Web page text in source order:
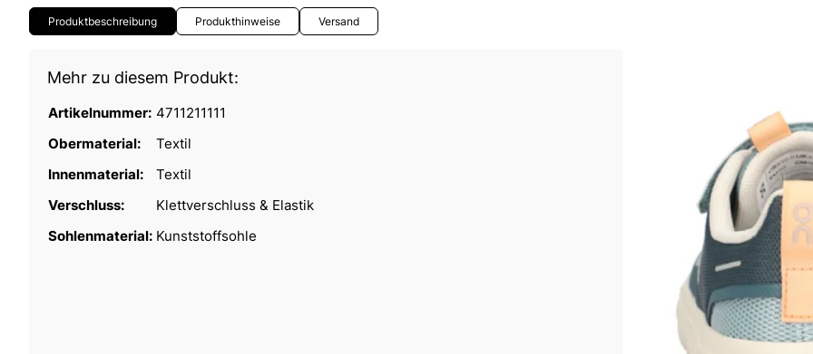
Produktbeschreibung Produkthinweise Versand
Mehr zu diesem Produkt:
Artikelnummer: 4711211111
Obermaterial:
Textil
Innenmaterial:
Textil
Verschluss:
Klettverschluss & Elastik
Sohlenmaterial: Kunststoffsohle